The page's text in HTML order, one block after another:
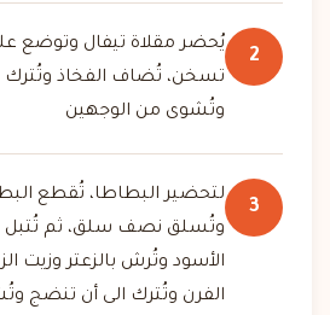
2
يُحضر مقلاة تيفال وتوضع على
تسخن، تُضاف الفخاذ وتُترك
وتُشوى من الوجهين
3
لتحضير البطاطا، تُقطع
وتُسلق نصف سلق، ثم تُتبل
الأسود وتُرش بالزعتر وزيت
الفرن وتُترك الى أن تنضج